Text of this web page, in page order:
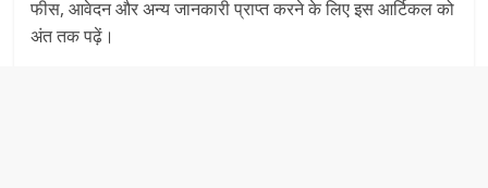
फीस, आवेदन और अन्य जानकारी प्राप्त करने के लिए इस आर्टिकल को
अंत तक पढ़ें।